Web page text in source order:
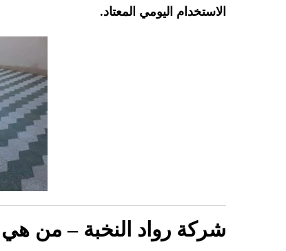
الاستخدام اليومي المعتاد.
شركة رواد النخبة – من هي